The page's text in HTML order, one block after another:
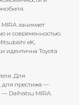
занимает
и современностью.
eK,
идентична Toyota
Для
для престижа —
— Daihatsu MIRA.